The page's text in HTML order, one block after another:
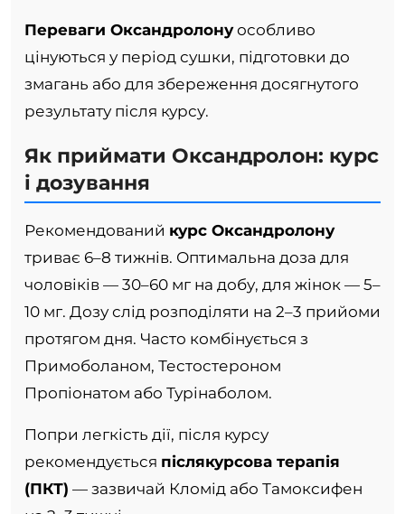
Переваги Оксандролонуособливо
цінуються у період сушки, підготовки до
змагань або для збереження досягнутого
результату після курсу.
Як приймати Оксандролон: курс
і дозування
Рекомендований курс Оксандролону
триває 6–8 тижнів. Оптимальна доза для
чоловіків — 30–60 мг на добу, для жінок — 5–
10 мг. Дозу слід розподіляти на 2–3 прийоми
протягом дня. Часто комбінується з
Примоболаном, Тестостероном
Пропіонатом або Турінаболом.
Попри легкість дії, після курсу
рекомендується післякурсовa терапія
(ПКТ) — зазвичай Кломід або Тамоксифен